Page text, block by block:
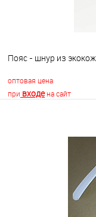
Пояс - шнур из
оптовая цена
при входена сайт